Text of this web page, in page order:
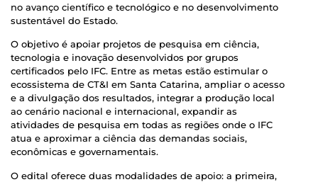
no avanço científico e tecnológico e no desenvolvimento
sustentável do Estado.
O objetivo é apoiar projetos de pesquisa em ciência,
tecnologia e inovação desenvolvidos por grupos
certificados pelo IFC. Entre as metas estão estimular o
ecossistema de CT&I em Santa Catarina, ampliar o acesso
e a divulgação dos resultados, integrar a produção local
ao cenário nacional e internacional, expandir as
atividades de pesquisa em todas as regiões onde o IFC
atua e aproximar a ciência das demandas sociais,
econômicas e governamentais.
O edital oferece duas modalidades de apoio: a primeira,